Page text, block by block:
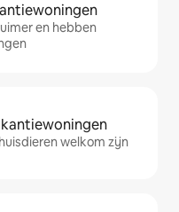
en hebben
welkom zijn